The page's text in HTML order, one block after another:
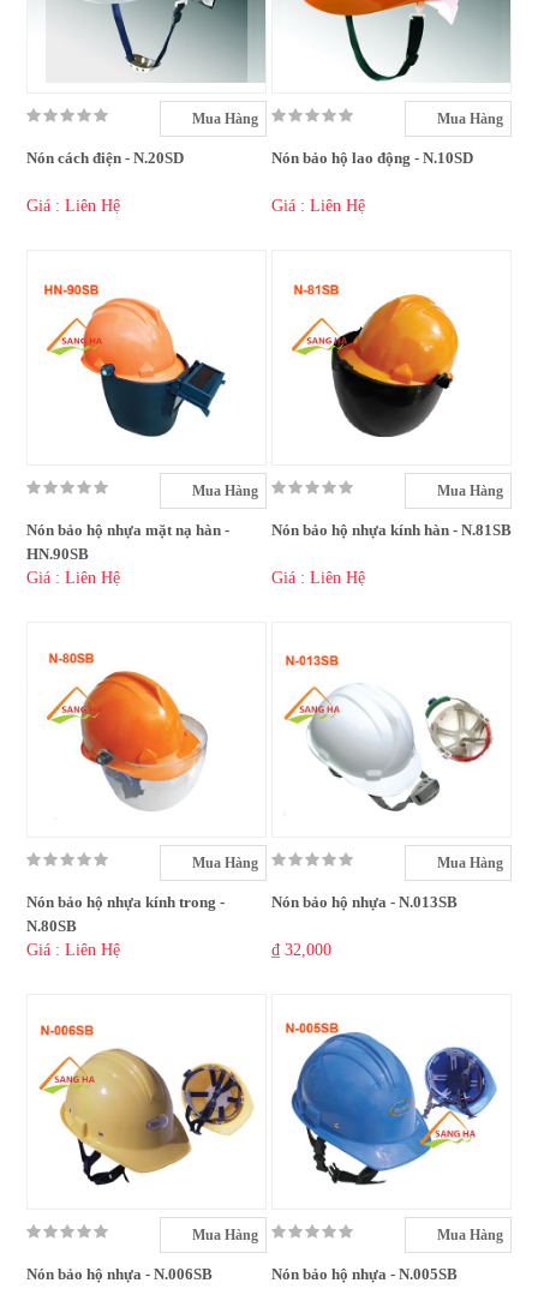
Mua Hàng
Nón cách điện - N.20SD
Giá : Liên Hệ
Mua Hàng
Nón bảo hộ lao động - N.10SD
Giá : Liên Hệ
Mua Hàng
Nón bảo hộ nhựa mặt nạ hàn -
HN.90SB
Giá : Liên Hệ
Mua Hàng
Nón bảo hộ nhựa kính hàn - N.81SB
Giá : Liên Hệ
Mua Hàng
Nón bảo hộ nhựa kính trong -
N.80SB
Giá : Liên Hệ
Mua Hàng
Nón bảo hộ nhựa - N.013SB
₫ 32,000
Mua Hàng
Nón bảo hộ nhựa - N.006SB
Mua Hàng
Nón bảo hộ nhựa - N.005SB